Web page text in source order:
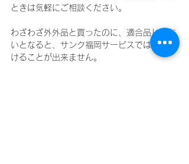
ときは気軽にご相談ください。
わざわざ外外品と買ったのに、適合品じゃな
いとなると、サンク福岡サービスでは取り付
けることが出来ません。